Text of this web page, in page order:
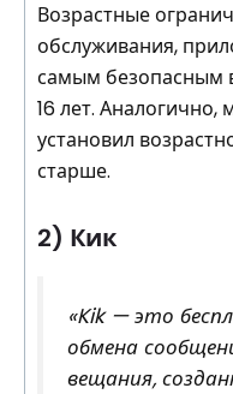
Возрастные
обслуживания,
самым безопасным
16 лет.
установил
старше.
2) Кик
«Kik — это
обмена
вещания,